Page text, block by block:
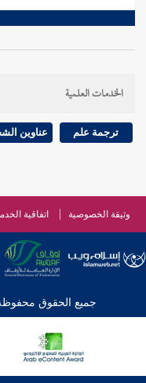
الخدمات العلمية
ترجمة علم عناوين
وثيقة الخصوصية اتفاقية
جميع الحقوق محفوظة © 2026 - 1998 لشبكة